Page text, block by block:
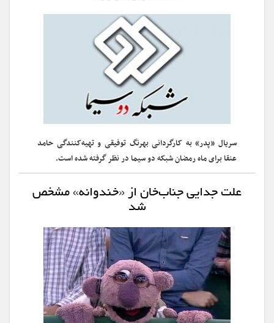
سریال «پدر» به کارگردانی بهرنگ توفیقی و تهیه‌کنندگی حامد
عنقا برای ماه رمضان شبکه دو سیما در نظر گرفته شده است.
علت جدایی جناب‌خان از «خندوانه» مشخص
شد